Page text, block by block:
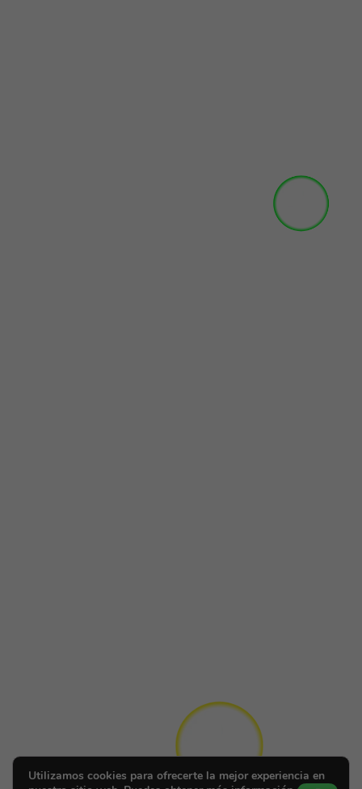
Utilizamos cookies para ofrecerte la mejor experiencia en